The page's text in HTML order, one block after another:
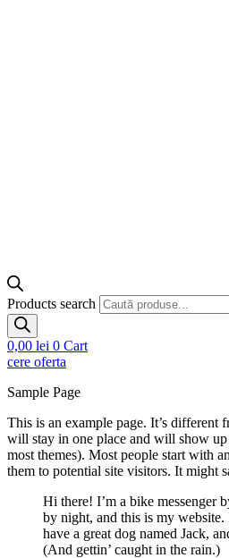
Products search
0,00 lei 0 Cart
cere oferta
Sample Page
This is an example page. It’s different
will stay in one place and will show
most themes). Most people start with
them to potential site visitors. It might
Hi there! I’m a bike messenger
by night, and this is my
have a great dog named Jack,
(And gettin’ caught in the rain.)